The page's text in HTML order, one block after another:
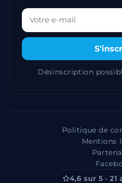
Votre adresse email
Désinscription
Politique de
Mentions
4,6 sur 5 · 21